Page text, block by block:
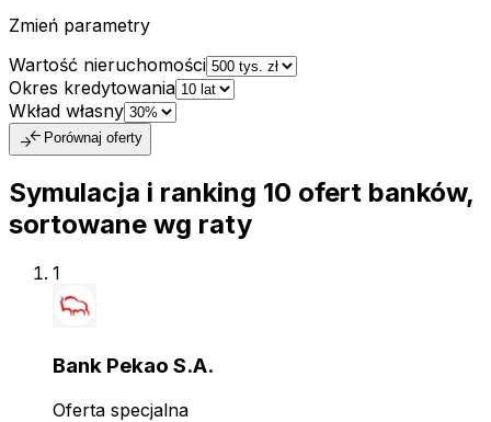
Zmień parametry
Wartość nieruchomości
Okres kredytowania
Wkład własny
compare_arrows Porównaj oferty
Symulacja i ranking 10 ofert banków,
sortowane wg raty
1
Bank Pekao S.A.
Oferta specjalna